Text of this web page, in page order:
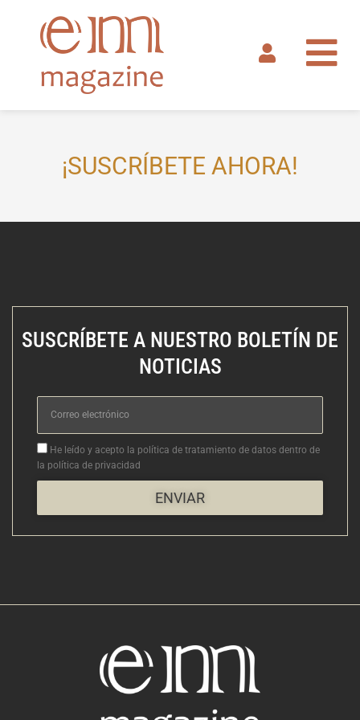
contenido
¡SUSCRÍBETE AHORA!
SUSCRÍBETE A NUESTRO BOLETÍN DE
NOTICIAS
Correo
electrónico
Aceptacion
He leído y acepto la política de tratamiento de datos dentro de
la política de privacidad
ENVIAR